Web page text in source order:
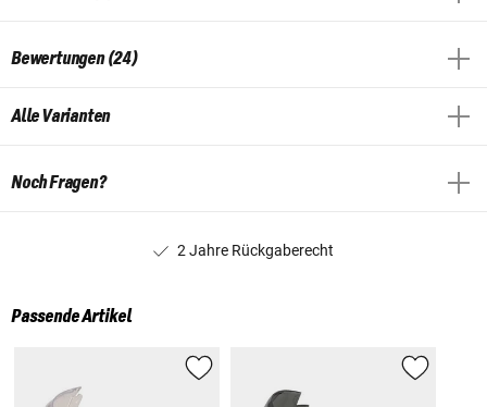
Bewertungen (24)
Alle Varianten
Noch Fragen?
2 Jahre Rückgaberecht
Passende Artikel